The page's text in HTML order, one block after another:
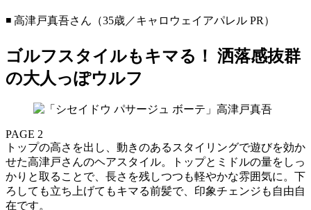
◾️ 高津戸真吾さん（35歳／キャロウェイアパレル PR）
ゴルフスタイルもキマる！ 洒落感抜群
の大人っぽウルフ
PAGE 2
トップの高さを出し、動きのあるスタイリングで遊びを効か
せた高津戸さんのヘアスタイル。トップとミドルの量をしっ
かりと取ることで、長さを残しつつも軽やかな雰囲気に。下
ろしても立ち上げてもキマる前髪で、印象チェンジも自由自
在です。